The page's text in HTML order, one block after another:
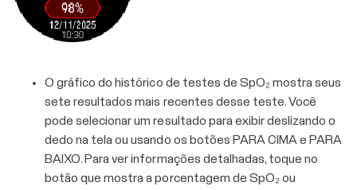
O gráfico do histórico de testes de SpO₂ mostra seus
sete resultados mais recentes desse teste. Você
pode selecionar um resultado para exibir deslizando o
dedo na tela ou usando os botões PARA CIMA e PARA
BAIXO. Para ver informações detalhadas, toque no
botão que mostra a porcentagem de SpO₂ ou